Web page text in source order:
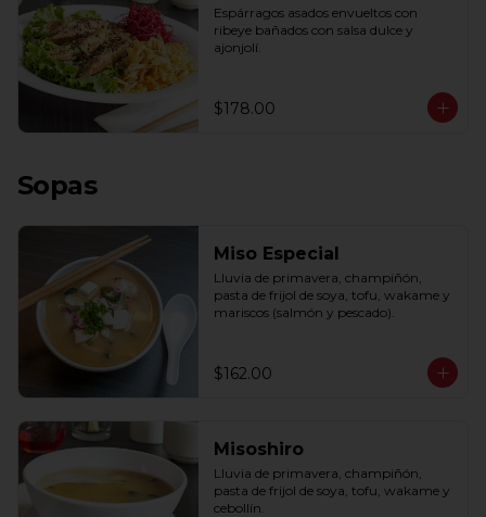
Espárragos asados envueltos con
ribeye bañados con salsa dulce y
ajonjolí.
$178.00
Sopas
Miso Especial
Lluvia de primavera, champiñón,
pasta de frijol de soya, tofu, wakame y
mariscos (salmón y pescado).
$162.00
Misoshiro
Lluvia de primavera, champiñón,
pasta de frijol de soya, tofu, wakame y
cebollín.